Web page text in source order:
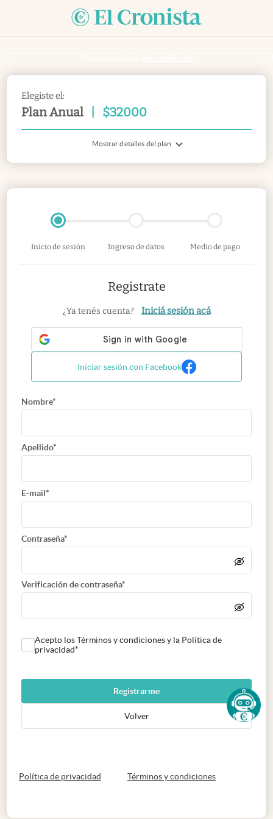
Elegiste el:
Plan Anual $32000
Mostrar detalles del plan
Inicio de sesión Ingreso de datos Medio de pago
Registrate
¿Ya tenés cuenta? Iniciá sesión acá
Iniciar sesión con Facebook
Nombre*
Apellido*
E-mail*
Contraseña*
Verificación de contraseña*
Acepto los Términos y condiciones y la Política de
privacidad*
Registrarme
Volver
Política de privacidad abre en nueva pestaña
Términos y condicionesabre en nueva